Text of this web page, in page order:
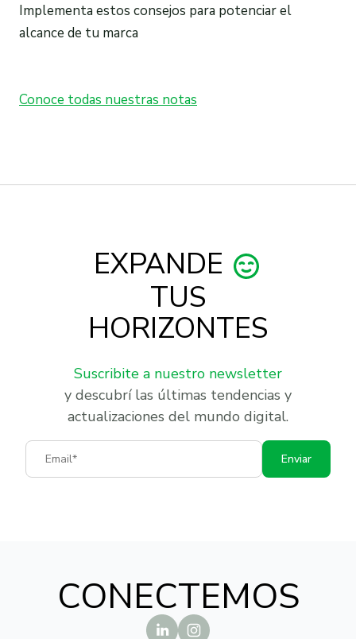
Implementa estos consejos para potenciar el
alcance de tu marca
Conoce todas nuestras notas
EXPANDE
TUS
HORIZONTES
Suscribite a nuestro newsletter
y descubrí las últimas tendencias y
actualizaciones del mundo digital.
Email
Enviar
CONECTEMOS